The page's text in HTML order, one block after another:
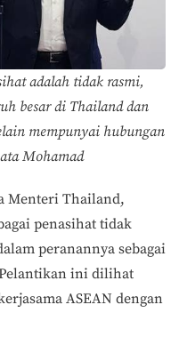
adalah tidak rasmi,
besar di Thailand dan
mempunyai hubungan
Mohamad
Menteri Thailand,
penasihat tidak
peranannya sebagai
ini dilihat
ASEAN dengan